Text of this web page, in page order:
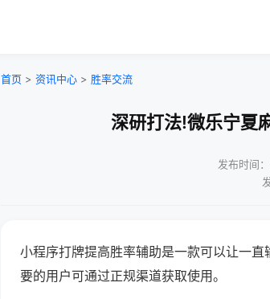
首页 > 资讯中心 > 胜率交流
深研打法!微乐宁夏
发布时间
小程序打牌提高胜率辅助是一款可以让一
要的用户可通过正规渠道获取使用。